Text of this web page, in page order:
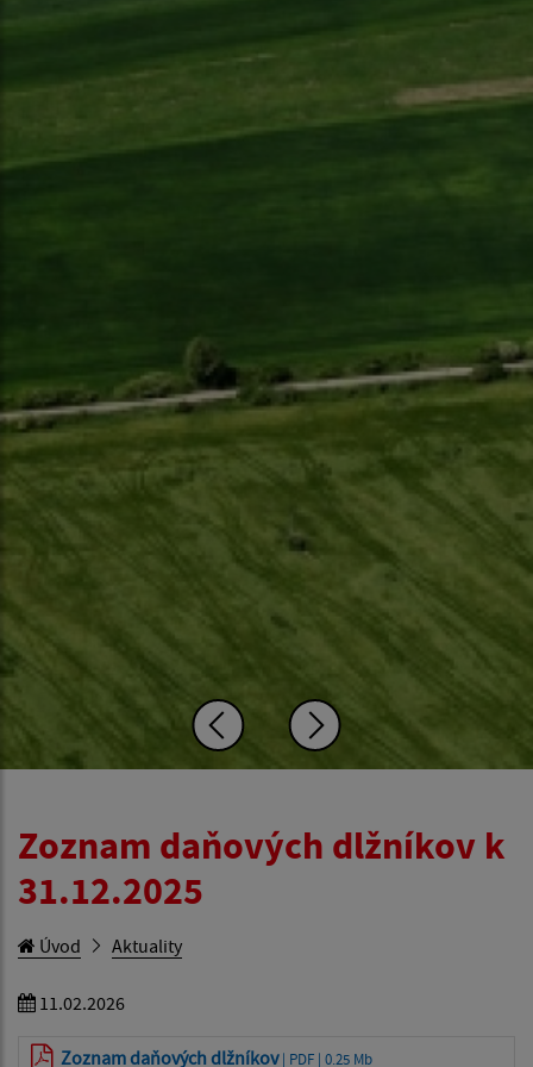
Zoznam daňových dlžníkov k
31.12.2025
Úvod Aktuality
11.02.2026
Zoznam daňových dlžníkov| PDF | 0.25 Mb